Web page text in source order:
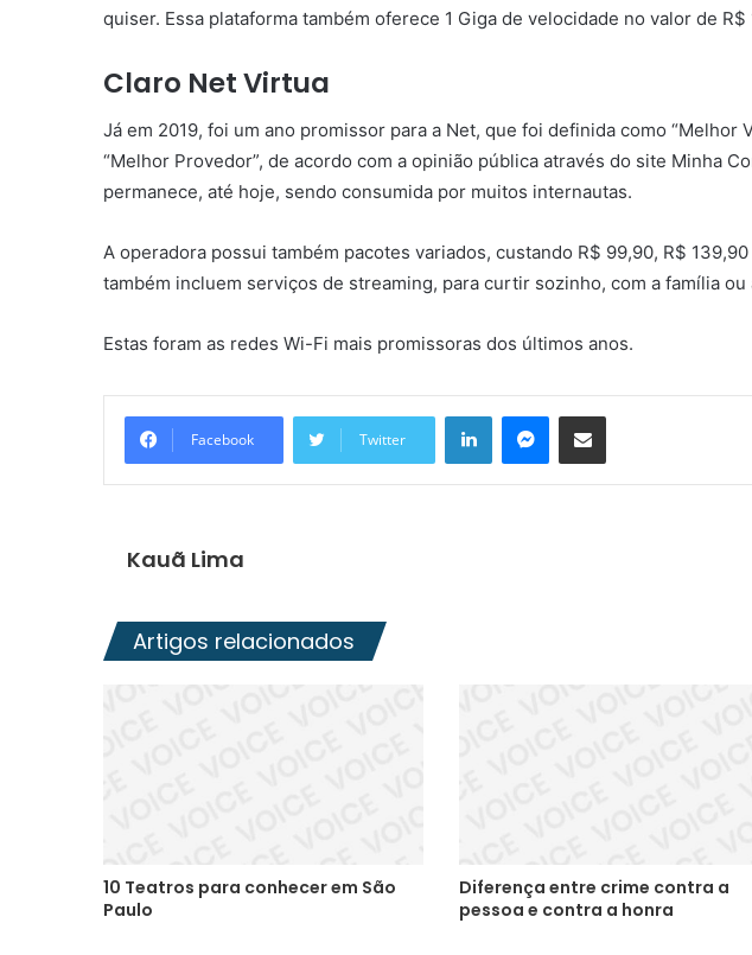
quiser. Essa plataforma também oferece 1 Giga de velocidade no valor de R$
Claro Net Virtua
Já em 2019, foi um ano promissor para a Net, que foi definida como “Melhor
“Melhor Provedor”, de acordo com a opinião pública através do site Minha
permanece, até hoje, sendo consumida por muitos internautas.
A operadora possui também pacotes variados, custando R$ 99,90, R$
também incluem serviços de streaming, para curtir sozinho, com a família ou
Estas foram as redes Wi-Fi mais promissoras dos últimos anos.
Facebook Twitter
LinkedinMessenger
Compartilhar via e-mail
Kauã Lima
Artigos relacionados
10 Teatros para conhecer em São
Paulo
Diferença entre crime contra a
pessoa e contra a honra